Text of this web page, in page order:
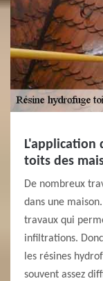
L'application
toits des
De nombreux
dans une
travaux qui
infiltrations.
les résines
souvent assez